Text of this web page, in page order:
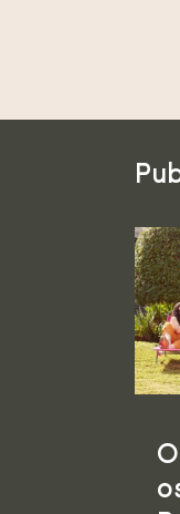
: